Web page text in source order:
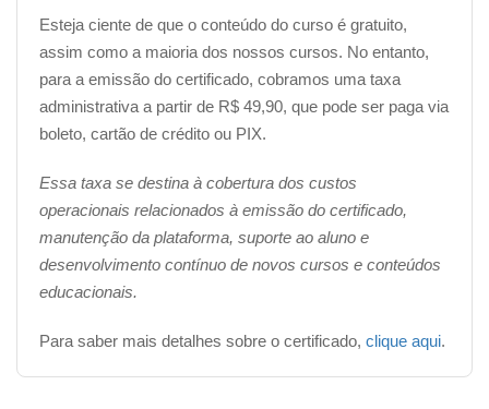
Esteja ciente de que o conteúdo do curso é gratuito,
assim como a maioria dos nossos cursos. No entanto,
para a emissão do certificado, cobramos uma taxa
administrativa a partir de R$ 49,90, que pode ser paga via
boleto, cartão de crédito ou PIX.
Essa taxa se destina à cobertura dos custos
operacionais relacionados à emissão do certificado,
manutenção da plataforma, suporte ao aluno e
desenvolvimento contínuo de novos cursos e conteúdos
educacionais.
Para saber mais detalhes sobre o certificado, clique aqui.